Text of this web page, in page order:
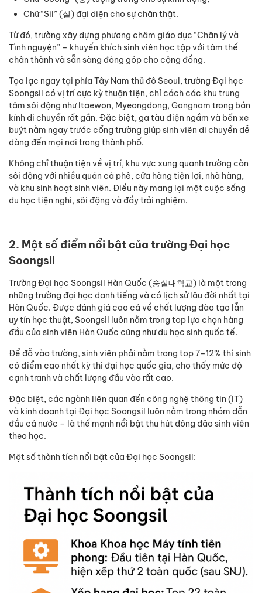
Chữ “Sil” (실) đại diện cho sự chân thật.
Từ đó, trường xây dựng phương châm giáo dục “Chân lý và
Tình nguyện” – khuyến khích sinh viên học tập với tâm thế
chân thành và sẵn sàng đóng góp cho cộng đồng.
Tọa lạc ngay tại phía Tây Nam thủ đô Seoul, trường Đại học
Soongsil có vị trí cực kỳ thuận tiện, chỉ cách các khu trung
tâm sôi động như Itaewon, Myeongdong, Gangnam trong bán
kính di chuyển rất gần. Đặc biệt, ga tàu điện ngầm và bến xe
buýt nằm ngay trước cổng trường giúp sinh viên di chuyển dễ
dàng đến mọi nơi trong thành phố.
Không chỉ thuận tiện về vị trí, khu vực xung quanh trường còn
sôi động với nhiều quán cà phê, cửa hàng tiện lợi, nhà hàng,
và khu sinh hoạt sinh viên. Điều này mang lại một cuộc sống
du học tiện nghi, sôi động và đầy trải nghiệm.
2. Một số điểm nổi bật của trường Đại học
Soongsil
Trường Đại học Soongsil Hàn Quốc (숭실대학교) là một trong
những trường đại học danh tiếng và có lịch sử lâu đời nhất tại
Hàn Quốc. Được đánh giá cao cả về chất lượng đào tạo lẫn
uy tín học thuật, Soongsil luôn nằm trong top lựa chọn hàng
đầu của sinh viên Hàn Quốc cũng như du học sinh quốc tế.
Để đỗ vào trường, sinh viên phải nằm trong top 7–12% thí sinh
có điểm cao nhất kỳ thi đại học quốc gia, cho thấy mức độ
cạnh tranh và chất lượng đầu vào rất cao.
Đặc biệt, các ngành liên quan đến công nghệ thông tin (IT)
và kinh doanh tại Đại học Soongsil luôn nằm trong nhóm dẫn
đầu cả nước – là thế mạnh nổi bật thu hút đông đảo sinh viên
theo học.
Một số thành tích nổi bật của Đại học Soongsil: